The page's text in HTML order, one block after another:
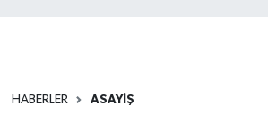
HABERLER ASAYİŞ